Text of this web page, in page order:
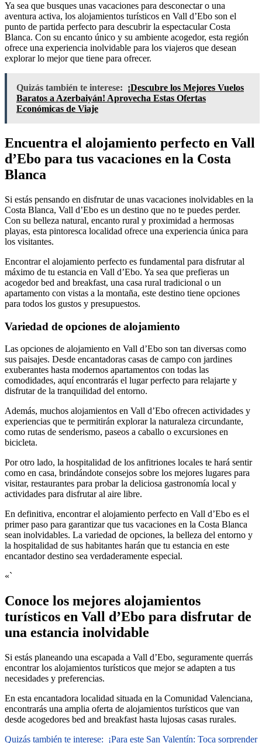
Ya sea que busques unas vacaciones para desconectar o una
aventura activa, los alojamientos turísticos en Vall d’Ebo son el
punto de partida perfecto para descubrir la espectacular Costa
Blanca. Con su encanto único y su ambiente acogedor, esta región
ofrece una experiencia inolvidable para los viajeros que desean
explorar lo mejor que tiene para ofrecer.
Quizás también te interese: ¡Descubre los Mejores Vuelos
Baratos a Azerbaiyán! Aprovecha Estas Ofertas
Económicas de Viaje
Encuentra el alojamiento perfecto en Vall
d’Ebo para tus vacaciones en la Costa
Blanca
Si estás pensando en disfrutar de unas vacaciones inolvidables en la
Costa Blanca, Vall d’Ebo es un destino que no te puedes perder.
Con su belleza natural, encanto rural y proximidad a hermosas
playas, esta pintoresca localidad ofrece una experiencia única para
los visitantes.
Encontrar el alojamiento perfecto es fundamental para disfrutar al
máximo de tu estancia en Vall d’Ebo. Ya sea que prefieras un
acogedor bed and breakfast, una casa rural tradicional o un
apartamento con vistas a la montaña, este destino tiene opciones
para todos los gustos y presupuestos.
Variedad de opciones de alojamiento
Las opciones de alojamiento en Vall d’Ebo son tan diversas como
sus paisajes. Desde encantadoras casas de campo con jardines
exuberantes hasta modernos apartamentos con todas las
comodidades, aquí encontrarás el lugar perfecto para relajarte y
disfrutar de la tranquilidad del entorno.
Además, muchos alojamientos en Vall d’Ebo ofrecen actividades y
experiencias que te permitirán explorar la naturaleza circundante,
como rutas de senderismo, paseos a caballo o excursiones en
bicicleta.
Por otro lado, la hospitalidad de los anfitriones locales te hará sentir
como en casa, brindándote consejos sobre los mejores lugares para
visitar, restaurantes para probar la deliciosa gastronomía local y
actividades para disfrutar al aire libre.
En definitiva, encontrar el alojamiento perfecto en Vall d’Ebo es el
primer paso para garantizar que tus vacaciones en la Costa Blanca
sean inolvidables. La variedad de opciones, la belleza del entorno y
la hospitalidad de sus habitantes harán que tu estancia en este
encantador destino sea verdaderamente especial.
«`
Conoce los mejores alojamientos
turísticos en Vall d’Ebo para disfrutar de
una estancia inolvidable
Si estás planeando una escapada a Vall d’Ebo, seguramente querrás
encontrar los alojamientos turísticos que mejor se adapten a tus
necesidades y preferencias.
En esta encantadora localidad situada en la Comunidad Valenciana,
encontrarás una amplia oferta de alojamientos turísticos que van
desde acogedores bed and breakfast hasta lujosas casas rurales.
Quizás también te interese: ¡Para este San Valentín: Toca sorprender